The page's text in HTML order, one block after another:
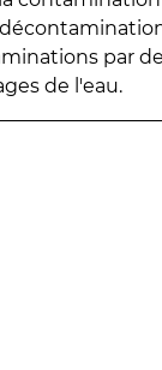
par
de l'eau.